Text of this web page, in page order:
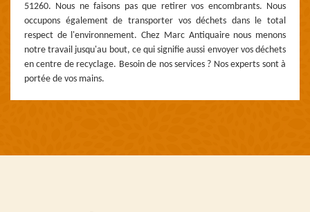
51260. Nous ne faisons pas que retirer vos encombrants. Nous
occupons également de transporter vos déchets dans le total
respect de l'environnement. Chez Marc Antiquaire nous menons
notre travail jusqu'au bout, ce qui signifie aussi envoyer vos déchets
en centre de recyclage. Besoin de nos services ? Nos experts sont à
portée de vos mains.